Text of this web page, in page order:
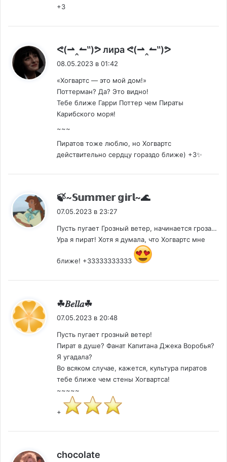
+3
ᕙ(⇀‸↼‶)ᕗ лира ᕙ(⇀‸↼‶)ᕗ
08.05.2023 в 01:42
«Хогвартс — это мой дом!»
Поттерман? Да? Это видно!
Тебе ближе Гарри Поттер чем Пираты
Карибского моря!
~~~
Пиратов тоже люблю, но Хогвартс
действительно сердцу гораздо ближе) +3✨
🍃~𝕊𝕦𝕞𝕞𝕖𝕣 𝕘𝕚𝕣𝕝~🌊
07.05.2023 в 23:27
Пусть пугает Грозный ветер, начинается гроза…
Ура я пират! Хотя я думала, что Хогвартс мне
ближе! +33333333333
☘︎𝐵𝑒𝑙𝑙𝑎☘︎
07.05.2023 в 20:48
Пусть пугает грозный ветер!
Пират в душе? Фанат Капитана Джека Воробья?
Я угадала?
Во всяком случае, кажется, культура пиратов
тебе ближе чем стены Хогвартса!
~~~~~
+
chocolate